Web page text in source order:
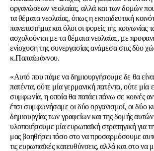
οργανώσεων νεολαίας, αλλά και των δομών
τα θέματα νεολαίας, όπως η εκπαιδευτική
πανεπιστήμια και όλοι οι φορείς της κοινωνίας
ασχολούνται με τα θέματα νεολαίας, με
ενίσχυση της συνεργασίας ανάμεσα στις δύο
κ.Παπαϊωάννου.
«Αυτό που πάμε να δημιουργήσουμε δε θα
πατέντα, ούτε μία γερμανική πατέντα, ούτε μία
συμφωνία, η οποία θα πατάει πάνω σε κοινές
έτσι συμφωνήσαμε οι δύο οργανισμοί, οι δύο
δημιουργίας των γραφείων και της δομής
υλοποιήσουμε μία ευρωπαϊκή στρατηγική για
μας βοηθήσει τόσο στο να προσαρμόσουμε
τις ευρωπαϊκές κατευθύνσεις, αλλά και στο να